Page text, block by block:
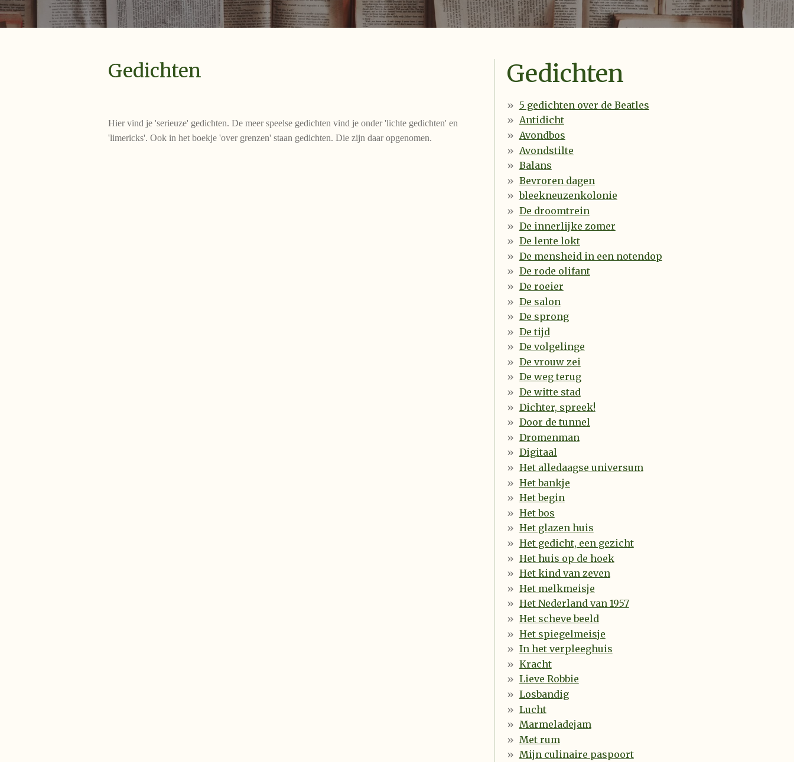
Gedichten
Hier vind je 'serieuze' gedichten. De meer speelse gedichten vind je onder 'lichte gedichten' en
'limericks'. Ook in het boekje 'over grenzen' staan gedichten. Die zijn daar opgenomen.
Gedichten
5 gedichten over de Beatles
Antidicht
Avondbos
Avondstilte
Balans
Bevroren dagen
bleekneuzenkolonie
De droomtrein
De innerlijke zomer
De lente lokt
De mensheid in een notendop
De rode olifant
De roeier
De salon
De sprong
De tijd
De volgelinge
De vrouw zei
De weg terug
De witte stad
Dichter, spreek!
Door de tunnel
Dromenman
Digitaal
Het alledaagse universum
Het bankje
Het begin
Het bos
Het glazen huis
Het gedicht, een gezicht
Het huis op de hoek
Het kind van zeven
Het melkmeisje
Het Nederland van 1957
Het scheve beeld
Het spiegelmeisje
In het verpleeghuis
Kracht
Lieve Robbie
Losbandig
Lucht
Marmeladejam
Met rum
Mijn culinaire paspoort